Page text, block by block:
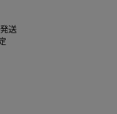
送